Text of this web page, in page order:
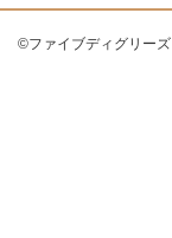
©ファイブディグリーズ